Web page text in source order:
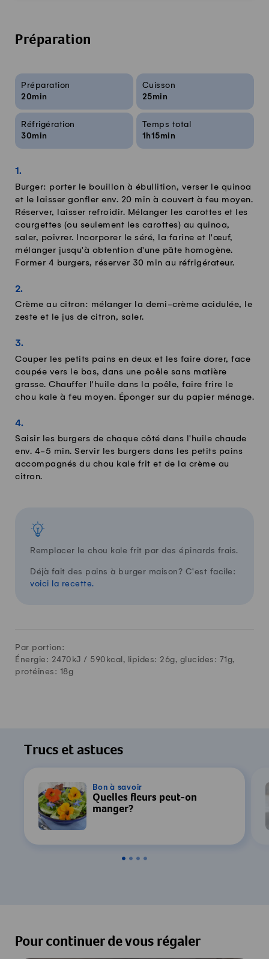
Préparation
Infos sur la recette
Préparation
20min
Cuisson
25min
Réfrigération
30min
Temps total
1h15min
Burger: porter le bouillon à ébullition, verser le quinoa
et le laisser gonfler env. 20 min à couvert à feu moyen.
Réserver, laisser refroidir. Mélanger les carottes et les
courgettes (ou seulement les carottes) au quinoa,
saler, poivrer. Incorporer le séré, la farine et l'œuf,
mélanger jusqu'à obtention d'une pâte homogène.
Former 4 burgers, réserver 30 min au réfrigérateur.
Crème au citron: mélanger la demi-crème acidulée, le
zeste et le jus de citron, saler.
Couper les petits pains en deux et les faire dorer, face
coupée vers le bas, dans une poêle sans matière
grasse. Chauffer l'huile dans la poêle, faire frire le
chou kale à feu moyen. Éponger sur du papier ménage.
Saisir les burgers de chaque côté dans l'huile chaude
env. 4-5 min. Servir les burgers dans les petits pains
accompagnés du chou kale frit et de la crème au
citron.
Remplacer le chou kale frit par des épinards frais.
Déjà fait des pains à burger maison? C'est facile:
voici la recette.
Par portion:
Énergie: 2470kJ / 590 kcal, lipides: 26g, glucides: 71 g,
protéines: 18g
Trucs et astuces
Bon à savoir
Quelles fleurs peut-on
manger?
Pour continuer de vous régaler